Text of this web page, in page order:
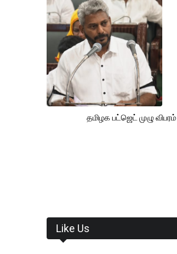
தமிழக பட்ஜெட் முழு விபரம்
Like Us